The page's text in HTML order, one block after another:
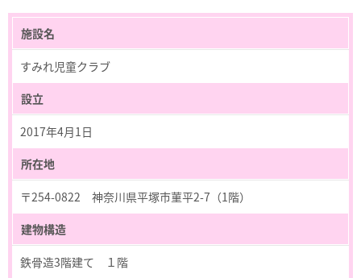
施設名
すみれ児童クラブ
設立
2017年4月1日
所在地
〒254-0822 神奈川県平塚市菫平2-7（1階）
建物構造
鉄骨造3階建て １階